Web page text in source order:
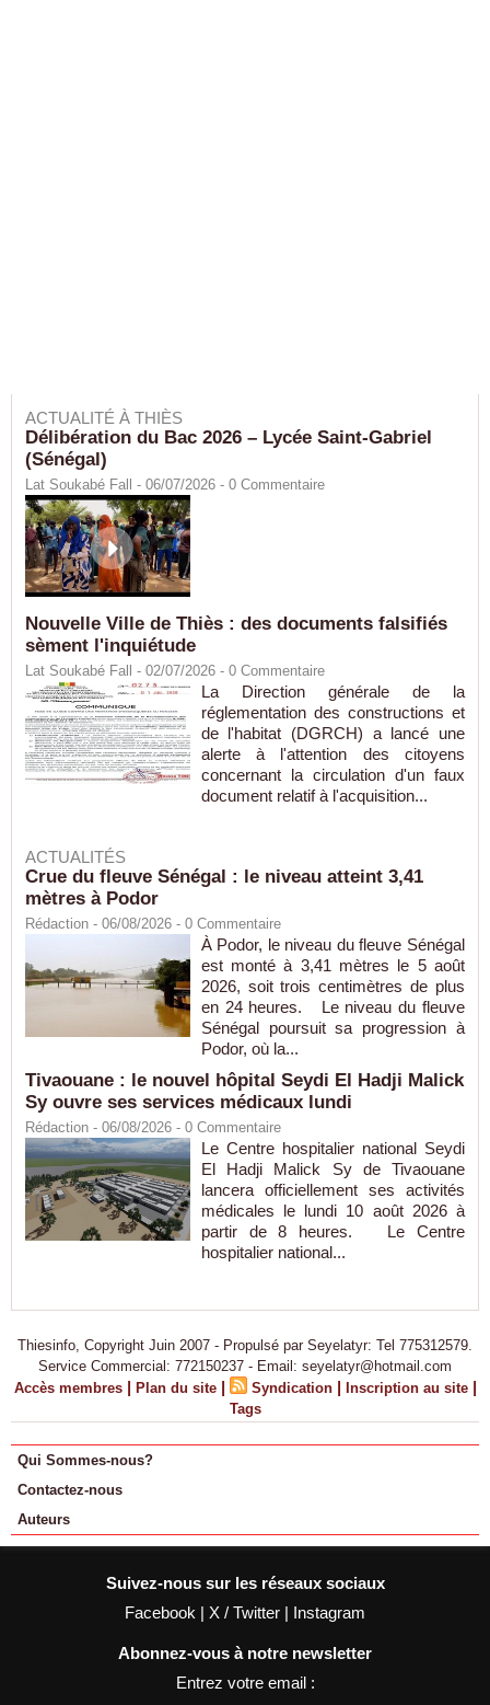
ACTUALITÉ À THIÈS
Délibération du Bac 2026 – Lycée Saint-Gabriel
(Sénégal)
Lat Soukabé Fall - 06/07/2026 - 0 Commentaire
Nouvelle Ville de Thiès : des documents falsifiés
sèment l'inquiétude
Lat Soukabé Fall - 02/07/2026 - 0 Commentaire
La Direction générale de la
réglementation des constructions et
de l'habitat (DGRCH) a lancé une
alerte à l'attention des citoyens
concernant la circulation d'un faux
document relatif à l'acquisition...
ACTUALITÉS
Crue du fleuve Sénégal : le niveau atteint 3,41
mètres à Podor
Rédaction - 06/08/2026 - 0 Commentaire
À Podor, le niveau du fleuve Sénégal
est monté à 3,41 mètres le 5 août
2026, soit trois centimètres de plus
en 24 heures. Le niveau du fleuve
Sénégal poursuit sa progression à
Podor, où la...
Tivaouane : le nouvel hôpital Seydi El Hadji Malick
Sy ouvre ses services médicaux lundi
Rédaction - 06/08/2026 - 0 Commentaire
Le Centre hospitalier national Seydi
El Hadji Malick Sy de Tivaouane
lancera officiellement ses activités
médicales le lundi 10 août 2026 à
partir de 8 heures. Le Centre
hospitalier national...
Thiesinfo, Copyright Juin 2007 - Propulsé par Seyelatyr: Tel 775312579.
Service Commercial: 772150237 - Email: seyelatyr@hotmail.com
Accès membres | Plan du site | Syndication | Inscription au site |
Tags
Qui Sommes-nous?
Contactez-nous
Auteurs
Suivez-nous sur les réseaux sociaux
Facebook | X / Twitter | Instagram
Abonnez-vous à notre newsletter
Entrez votre email :